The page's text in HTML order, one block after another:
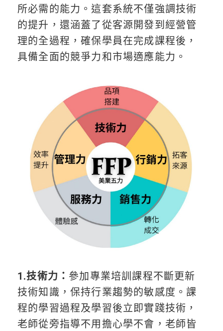
所必需的能力。這套系統不僅強調技術
的提升，還涵蓋了從客源開發到經營管
理的全過程，確保學員在完成課程後，
具備全面的競爭力和市場適應能力。
1.技術力： 參加專業培訓課程不斷更新
技術知識，保持行業趨勢的敏感度。課
程的學習過程及學習後立即實踐技術，
老師從旁指導不用擔心學不會，老師皆